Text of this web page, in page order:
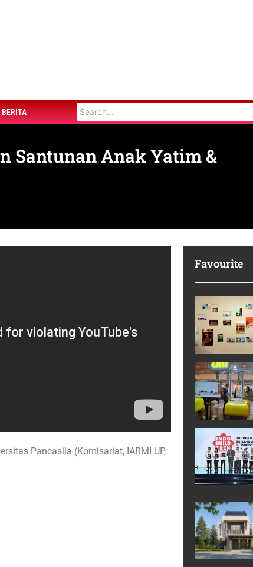
BERITA
Santunan Anak Yatim &
Pancasila (Komisariat, IARMI UP,
Favourite